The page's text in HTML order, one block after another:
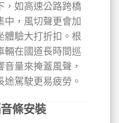
，如高速公路跨橋
中，風切聲更會加
體驗大打折扣。根
輛在國道長時間巡
量來掩蓋風聲，
駕駛更易疲勞。
條安裝